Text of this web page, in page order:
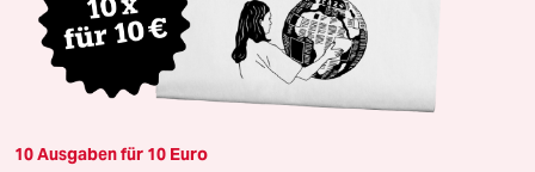
10 Ausgaben für 10 Euro